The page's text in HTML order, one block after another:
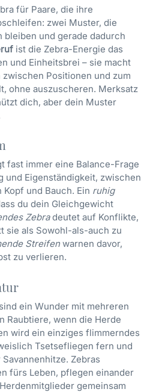
für Paare, die ihre
zwei Muster, die
bleiben und gerade dadurch
ist die Zebra-Energie das
und Einheitsbrei – sie macht
Positionen und zum
ohne auszuscheren. Merksatz
dich, aber dein Muster
fast immer eine Balance-Frage
und Eigenständigkeit, zwischen
und Bauch. Ein ruhig
du dein Gleichgewicht
Zebradeutet auf Konflikte,
sie als Sowohl-als-auch zu
Streifen warnen davor,
zu verlieren.
ein Wunder mit mehreren
Raubtiere, wenn die Herde
wird ein einziges flimmerndes
Tsetsefliegen fern und
Zebras
fürs Leben, pflegen einander
gemeinsam